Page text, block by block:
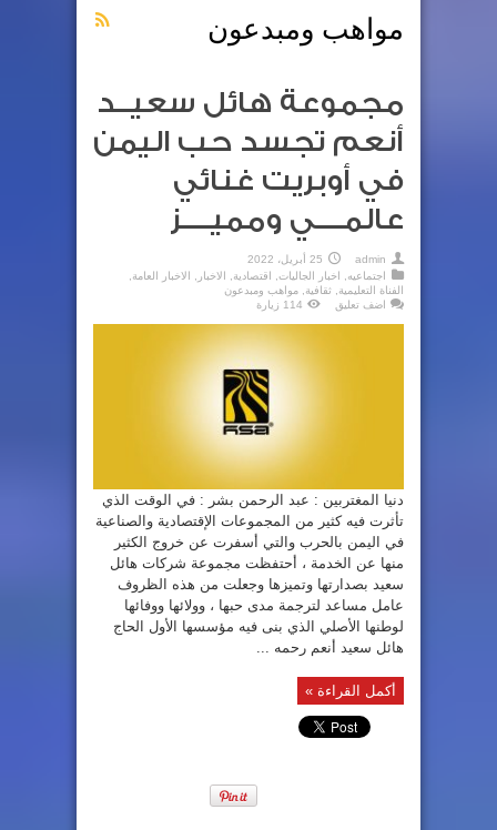
مواهب ومبدعون
مجموعة هائل سعيــد
أنعم تجسد حب اليمن
في أوبريت غنائي
عالمــــي ومميــــز
admin
25 أبريل، 2022
اجتماعيه
اخبار الجاليات اقتصادية الاخبار الاخبار العامة
الفناة التعليمية
ثقافية
مواهب ومبدعون
اضف تعليق
114 زيارة
دنيا المغتربين : عبد الرحمن بشر : في الوقت الذي
تأثرت فيه كثير من المجموعات الإقتصادية والصناعية
في اليمن بالحرب والتي أسفرت عن خروج الكثير
منها عن الخدمة ، أحتفظت مجموعة شركات هائل
سعيد بصدارتها وتميزها وجعلت من هذه الظروف
عامل مساعد لترجمة مدى حبها ، وولائها ووفائها
لوطنها الأصلي الذي بنى فيه مؤسسها الأول الحاج
هائل سعيد أنعم رحمه ...
أكمل القراءة »